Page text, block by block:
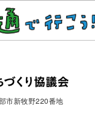
市新牧野220番地